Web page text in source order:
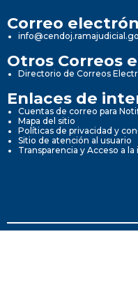
Correo
Otros Correos
Directorio de Correos
Enlaces de
Cuentas de correo para
Mapa del sitio
Políticas de privacidad y
Sitio de atención al usuario
Transparencia y Acceso a